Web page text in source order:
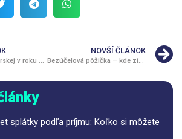
Pôžička na materskej v roku 2022
NOVŠÍ ČLÁNOK
Bezúčelová pôžička – kde získať tú najlepšiu?
splátky podľa príjmu: Koľko si môžete